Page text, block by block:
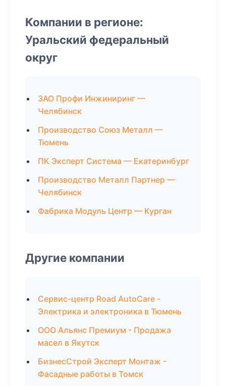
Компании в регионе:
Уральский федеральный
округ
ЗАО Профи Инжиниринг —
Челябинск
Производство Союз Металл —
Тюмень
ПК Эксперт Система — Екатеринбург
Производство Металл Партнер —
Челябинск
Фабрика Модуль Центр — Курган
Другие компании
Сервис-центр Road AutoCare -
Электрика и электроника в Тюмень
ООО Альянс Премиум - Продажа
масел в Якутск
БизнесСтрой Эксперт Монтаж -
Фасадные работы в Томск